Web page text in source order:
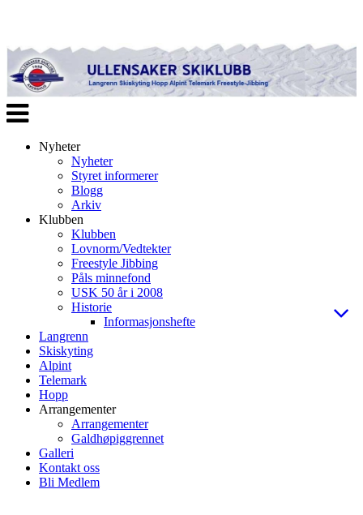
Veksle
navigasjon
Nyheter
Nyheter
Styret informerer
Blogg
Arkiv
Klubben
Klubben
Lovnorm/Vedtekter
Freestyle Jibbing
Påls minnefond
USK 50 år i 2008
Historie
Informasjonshefte
Langrenn
Skiskyting
Alpint
Telemark
Hopp
Arrangementer
Arrangementer
Galdhøpiggrennet
Galleri
Kontakt oss
Bli Medlem